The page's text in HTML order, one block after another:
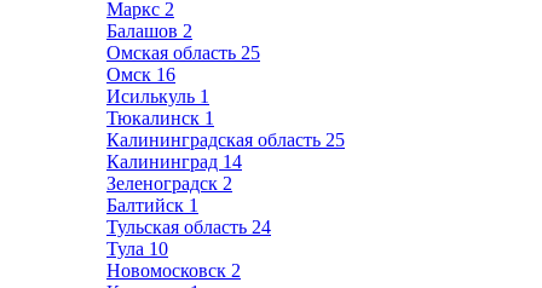
Маркс 2
Балашов 2
Омская область 25
Омск 16
Исилькуль 1
Тюкалинск 1
Калининградская область 25
Калининград 14
Зеленоградск 2
Балтийск 1
Тульская область 24
Тула 10
Новомосковск 2